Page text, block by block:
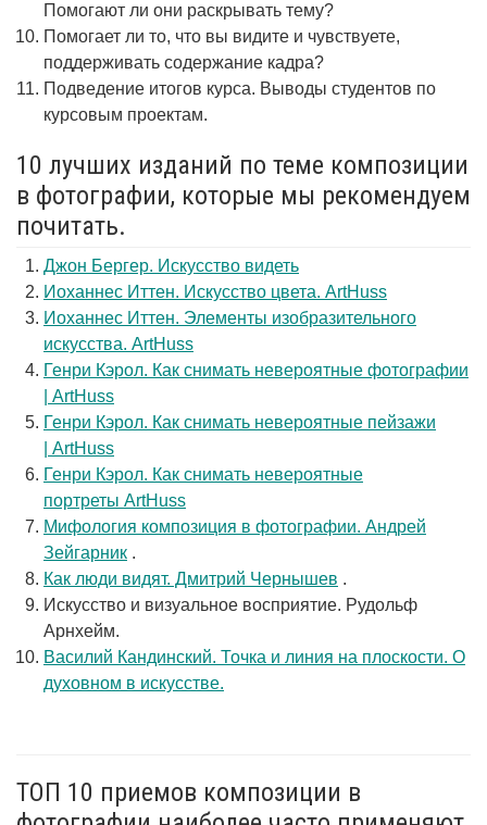
Помогают ли они раскрывать тему?
Помогает ли то, что вы видите и чувствуете,
поддерживать содержание кадра?
Подведение итогов курса. Выводы студентов по
курсовым проектам.
10 лучших изданий по теме композиции
в фотографии, которые мы рекомендуем
почитать.
Джон Бергер. Искусство видеть
Иоханнес Иттен. Искусство цвета. ArtHuss
Иоханнес Иттен. Элементы изобразительного
искусства. ArtHuss
Генри Кэрол. Как снимать невероятные фотографии
| ArtHuss
Генри Кэрол. Как снимать невероятные пейзажи
| ArtHuss
Генри Кэрол. Как снимать невероятные
портреты ArtHuss
Мифология композиция в фотографии. Андрей
Зейгарник .
Как люди видят. Дмитрий Чернышев .
Искусство и визуальное восприятие. Рудольф
Арнхейм.
Василий Кандинский. Точка и линия на плоскости. О
духовном в искусстве.
ТОП 10 приемов композиции в